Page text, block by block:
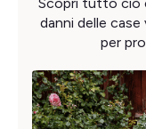
danni delle
per